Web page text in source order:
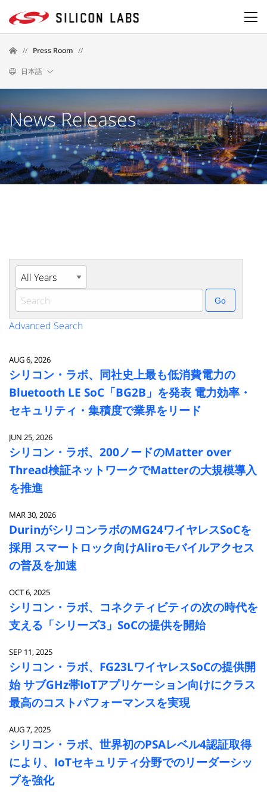
// Press Room //
日本語
News Releases
Year
Keywords
Go
Advanced Search
AUG 6, 2026
シリコン・ラボ、同社史上最も低消費電力の
Bluetooth LE SoC「BG2B」を発表 電力効率・
セキュリティ・集積度で業界をリード
JUN 25, 2026
シリコン・ラボ、200ノードのMatter over
Thread検証ネットワークでMatterの大規模導入
を推進
MAR 30, 2026
DurinがシリコンラボのMG24ワイヤレスSoCを
採用 スマートロック向けAliroモバイルアクセス
の普及を加速
OCT 6, 2025
シリコン・ラボ、コネクティビティの次の時代を
支える「シリーズ3」SoCの提供を開始
SEP 11, 2025
シリコン・ラボ、FG23LワイヤレスSoCの提供開
始 サブGHz帯IoTアプリケーション向けにクラス
最高のコストパフォーマンスを実現
AUG 7, 2025
シリコン・ラボ、世界初のPSAレベル4認証取得
により、IoTセキュリティ分野でのリーダーシッ
プを強化